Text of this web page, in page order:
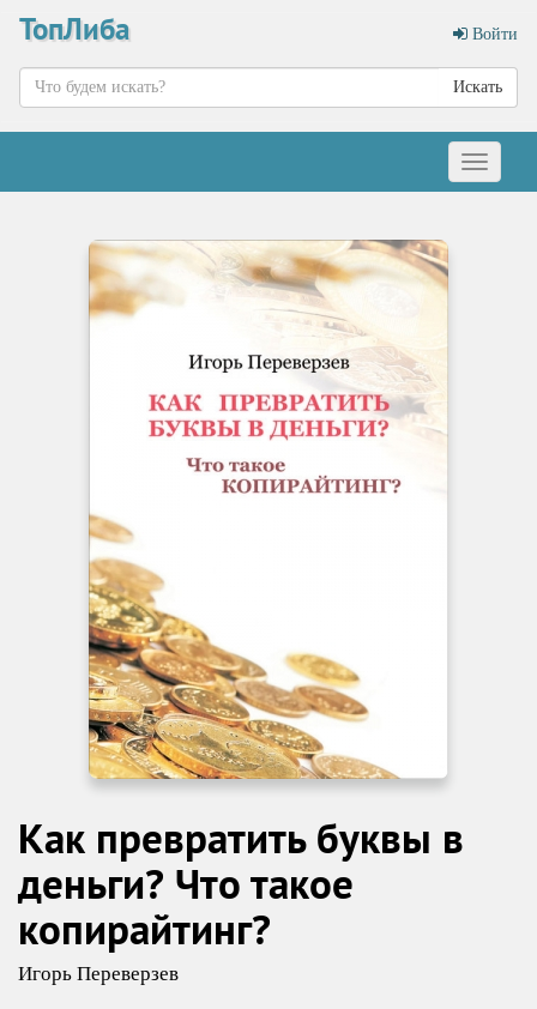
ТопЛиба Войти
Искать
Меню
Как превратить буквы в
деньги? Что такое
копирайтинг?
Игорь Переверзев